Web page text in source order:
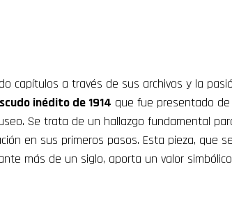
capítulos a través de sus archivos y la
inédito de 1914 que fue presentado
Se trata de un hallazgo fundamental
en sus primeros pasos. Esta pieza, que
más de un siglo, aporta un valor